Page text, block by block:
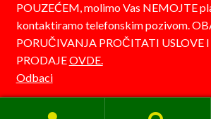
POUZEĆEM, molimo Vas NEMOJTE
kontaktiramo telefonskim pozivom.
PORUČIVANJA PROČITATI USLOVE
PRODAJEOVDE.
Odbaci
© Detelina 2026